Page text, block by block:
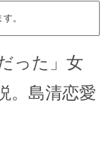
。
った」女
。島清恋愛